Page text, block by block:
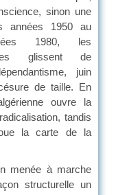
sinon une
années 1950 au
1980, les
glissent de
juin
de taille. En
ouvre la
tandis
la carte de la
menée à marche
structurelle un